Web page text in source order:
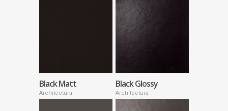
Black Matt
Architectura
Black Glossy
Architectura